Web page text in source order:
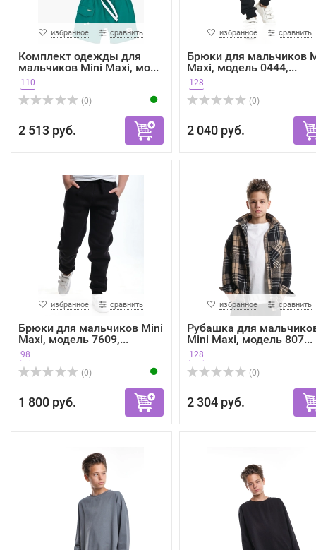
избранное сравнить
Комплект одежды для
мальчиков Mini Maxi, мо...
110
(0)
2 513 руб.
избранное сравнить
Брюки для мальчиков
Maxi, модель 0444,...
128
(0)
2 040 руб.
избранное сравнить
Брюки для мальчиков Mini
Maxi, модель 7609,...
98
(0)
1 800 руб.
избранное сравнить
Рубашка для
Mini Maxi, модель 807...
128
(0)
2 304 руб.